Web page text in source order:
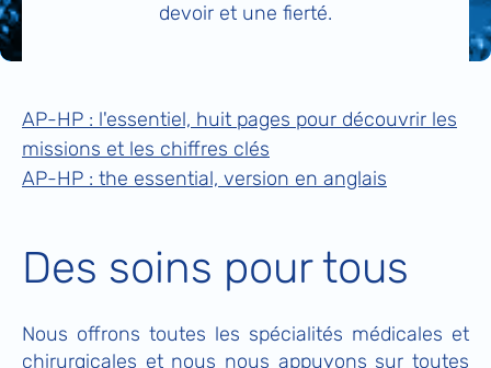
devoir et une fierté.
AP-HP : l'essentiel, huit pages pour découvrir les
missions et les chiffres clés
AP-HP : the essential, version en anglais
Des soins pour tous
Nous offrons toutes les spécialités médicales et
chirurgicales et nous nous appuyons sur toutes